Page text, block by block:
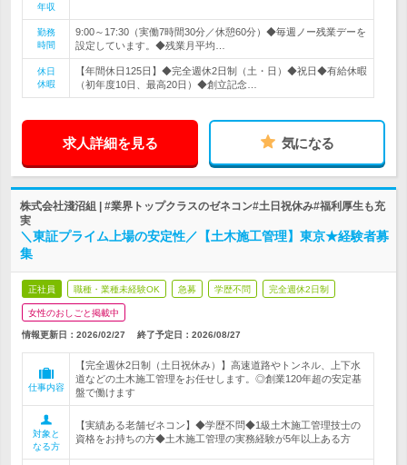
年収
勤務
時間
9:00～17:30（実働7時間30分／休憩60分）◆毎週ノー残業デーを
設定しています。◆残業月平均…
休日
休暇
【年間休日125日】◆完全週休2日制（土・日）◆祝日◆有給休暇
（初年度10日、最高20日）◆創立記念…
求人詳細を見る 気になる
株式会社淺沼組 | #業界トップクラスのゼネコン#土日祝休み#福利厚生も充
実
＼東証プライム上場の安定性／【土木施工管理】東京★経験者募
集
正社員 職種・業種未経験OK 急募 学歴不問 完全週休2日制
女性のおしごと掲載中
情報更新日：2026/02/27 終了予定日： 2026/08/27
仕事内容
【完全週休2日制（土日祝休み）】高速道路やトンネル、上下水
道などの土木施工管理をお任せします。◎創業120年超の安定基
盤で働けます
対象と
なる方
【実績ある老舗ゼネコン】◆学歴不問◆1級土木施工管理技士の
資格をお持ちの方◆土木施工管理の実務経験が5年以上ある方